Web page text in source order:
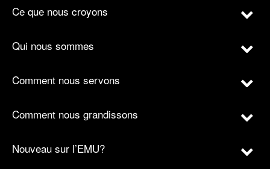
Ce que nous croyons
Qui nous sommes
Comment nous servons
Comment nous grandissons
Nouveau sur l’EMU?